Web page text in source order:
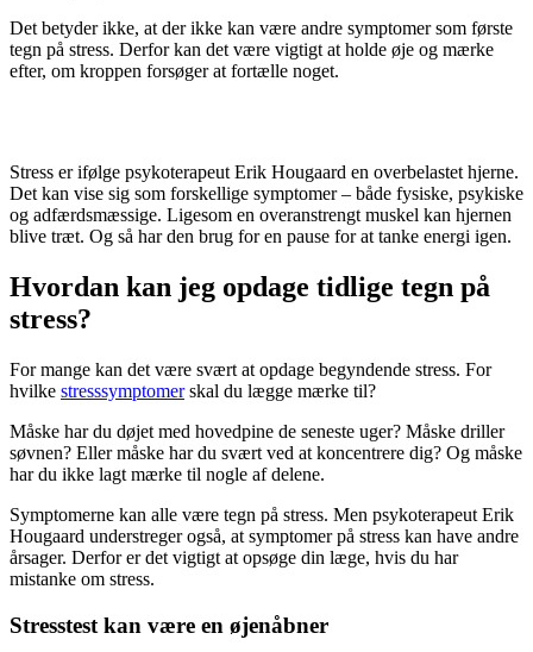
Det betyder ikke, at der ikke kan være andre symptomer som første
tegn på stress. Derfor kan det være vigtigt at holde øje og mærke
efter, om kroppen forsøger at fortælle noget.
Stress er ifølge psykoterapeut Erik Hougaard en overbelastet hjerne.
Det kan vise sig som forskellige symptomer – både fysiske, psykiske
og adfærdsmæssige. Ligesom en overanstrengt muskel kan hjernen
blive træt. Og så har den brug for en pause for at tanke energi igen.
Hvordan kan jeg opdage tidlige tegn på
stress?
For mange kan det være svært at opdage begyndende stress. For
hvilke stresssymptomerskal du lægge mærke til?
Måske har du døjet med hovedpine de seneste uger? Måske driller
søvnen? Eller måske har du svært ved at koncentrere dig? Og måske
har du ikke lagt mærke til nogle af delene.
Symptomerne kan alle være tegn på stress. Men psykoterapeut Erik
Hougaard understreger også, at symptomer på stress kan have andre
årsager. Derfor er det vigtigt at opsøge din læge, hvis du har
mistanke om stress.
Stresstest kan være en øjenåbner